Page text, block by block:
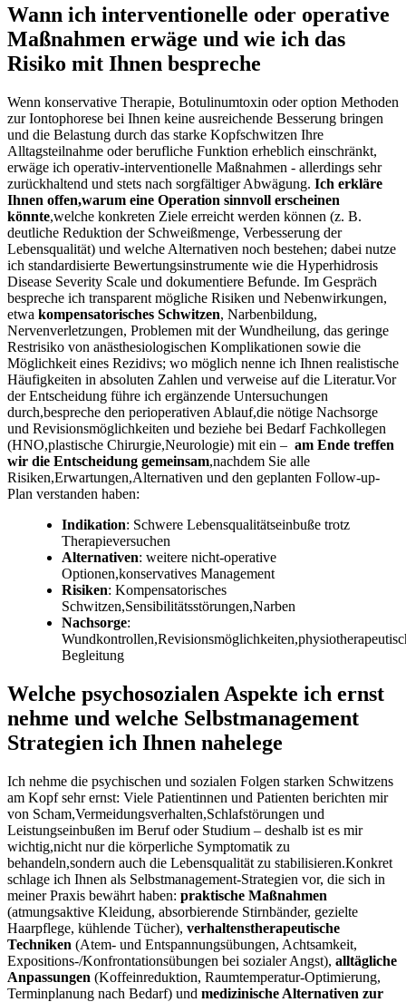
Wann ich interventionelle oder operative
Maßnahmen erwäge und wie ich‌ das
Risiko mit Ihnen bespreche
Wenn konservative Therapie, Botulinumtoxin oder option Methoden
zur ‌Iontophorese bei Ihnen keine​ ausreichende Besserung ⁤bringen
und die Belastung durch das starke Kopfschwitzen Ihre
Alltagsteilnahme ‍oder berufliche Funktion erheblich einschränkt,
erwäge ⁤ich operativ-interventionelle Maßnahmen -⁣ allerdings‍ sehr
zurückhaltend und stets nach sorgfältiger Abwägung. Ich ⁤erkläre
Ihnen ⁣offen,warum eine Operation sinnvoll erscheinen
könnte,welche konkreten Ziele erreicht werden können (z. B.
deutliche Reduktion der Schweißmenge, Verbesserung der
Lebensqualität) und welche Alternativen noch ‍bestehen; ‍dabei nutze
ich standardisierte Bewertungsinstrumente ‍wie die Hyperhidrosis
Disease Severity Scale‍ und dokumentiere⁢ Befunde. Im Gespräch
bespreche​ ich transparent mögliche Risiken und Nebenwirkungen,
etwa kompensatorisches Schwitzen, Narbenbildung,
Nervenverletzungen, ‌Problemen mit der Wundheilung,⁢ das⁢ geringe
Restrisiko von anästhesiologischen Komplikationen sowie ⁤die
Möglichkeit eines Rezidivs;‍ wo möglich nenne ich Ihnen realistische
Häufigkeiten in absoluten Zahlen und verweise ‍auf die Literatur.Vor⁢
der Entscheidung führe ich ergänzende Untersuchungen
durch,bespreche‍ den perioperativen Ablauf,die nötige Nachsorge
und Revisionsmöglichkeiten und beziehe bei Bedarf Fachkollegen
(HNO,plastische Chirurgie,Neurologie) mit ein – ‌ am Ende treffen
wir die Entscheidung gemeinsam,nachdem Sie ​alle
Risiken,Erwartungen,Alternativen⁢ und den geplanten Follow-up-
Plan​ verstanden haben:
Indikation: Schwere Lebensqualitätseinbuße ⁣trotz
⁤Therapieversuchen
Alternativen: weitere nicht‑operative
Optionen,konservatives Management
Risiken: Kompensatorisches
Schwitzen,Sensibilitätsstörungen,Narben
Nachsorge:
⁣Begleitung
Welche⁢ psychosozialen Aspekte ich ernst
nehme und ‍welche Selbstmanagement
Strategien‌ ich Ihnen nahelege
Ich nehme⁢ die psychischen und sozialen Folgen starken Schwitzens
am Kopf sehr ernst: Viele Patientinnen und Patienten berichten mir
von Scham,Vermeidungsverhalten,Schlafstörungen und
Leistungseinbußen im Beruf oder Studium – deshalb ist es mir
wichtig,nicht nur die körperliche Symptomatik ​zu
behandeln,sondern auch die Lebensqualität zu ‍stabilisieren.Konkret
schlage ich Ihnen als Selbstmanagement-Strategien vor, die sich in
meiner Praxis bewährt haben: praktische Maßnahmen
(atmungsaktive Kleidung, absorbierende ⁢Stirnbänder, gezielte
⁤Haarpflege, kühlende Tücher), verhaltenstherapeutische
Techniken (Atem- und Entspannungsübungen, Achtsamkeit,
Expositions‑/Konfrontationsübungen bei sozialer⁢ Angst), alltägliche
Anpassungen (Koffeinreduktion, Raumtemperatur-Optimierung,
Terminplanung nach Bedarf) und medizinische Alternativen zur